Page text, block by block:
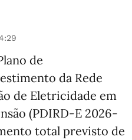
de
da Rede
de Eletricidade em
(PDIRD-E 2026-
total previsto de